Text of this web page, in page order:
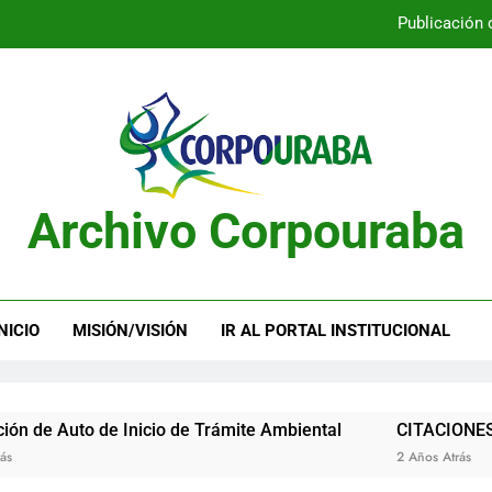
Publicación
Publicación
Archivo Corpouraba
INICIO MISIÓN/VISIÓN IR AL PORTAL INSTITUCIONAL
de Inicio de Trámite Ambiental CITACIONES
2 Años Atrás